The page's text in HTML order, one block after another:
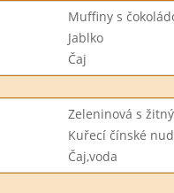
Muffiny s
Jablko
Čaj
Zeleninová s
Kuřecí čínské
Čaj,voda